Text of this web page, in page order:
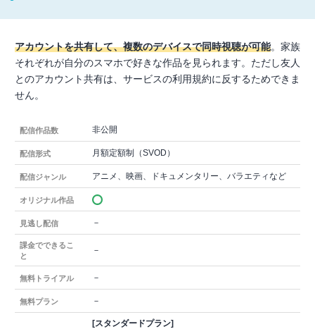
アカウントを共有して、複数のデバイスで同時視聴が可能。家族
それぞれが自分のスマホで好きな作品を見られます。ただし友人
とのアカウント共有は、サービスの利用規約に反するためできま
せん。
配信作品数 非公開
配信形式 月額定額制（SVOD）
配信ジャンル アニメ、映画、ドキュメンタリー、バラエティなど
オリジナル作品
見逃し配信 －
課金でできるこ
と
－
無料トライアル －
無料プラン －
[スタンダードプラン]